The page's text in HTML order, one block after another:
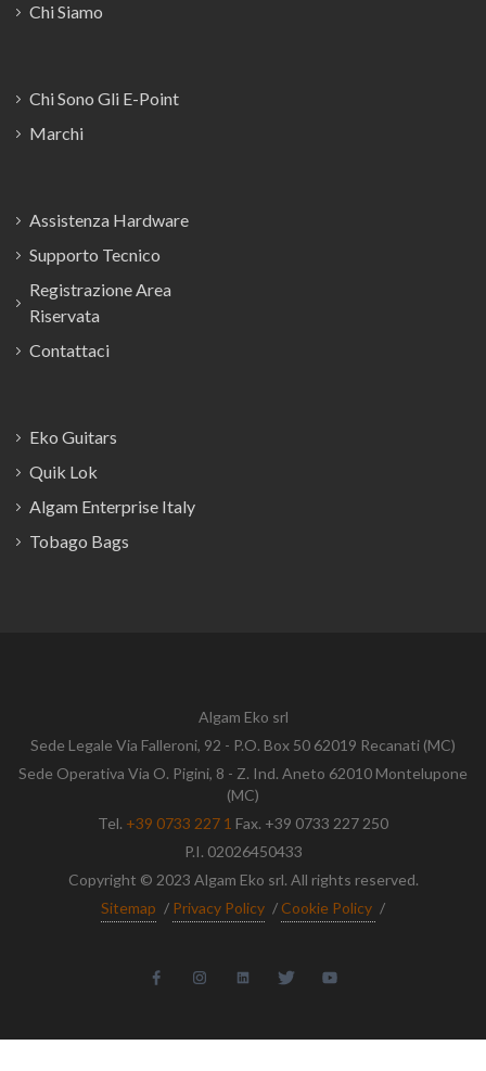
Chi Siamo
Chi Sono Gli E-Point
Marchi
Assistenza Hardware
Supporto Tecnico
Registrazione Area
Riservata
Contattaci
Eko Guitars
Quik Lok
Algam Enterprise Italy
Tobago Bags
Algam Eko srl
Sede Legale Via Falleroni, 92 - P.O. Box 50 62019 Recanati (MC)
Sede Operativa Via O. Pigini, 8 - Z. Ind. Aneto 62010 Montelupone
(MC)
Tel. +39 0733 227 1 Fax. +39 0733 227 250
P.I. 02026450433
Copyright © 2023 Algam Eko srl. All rights reserved.
Sitemap / Privacy Policy / Cookie Policy /